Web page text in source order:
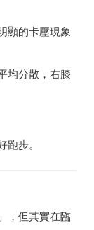
顯的卡壓現象
均分散，右膝
跑步。
，但其實在臨